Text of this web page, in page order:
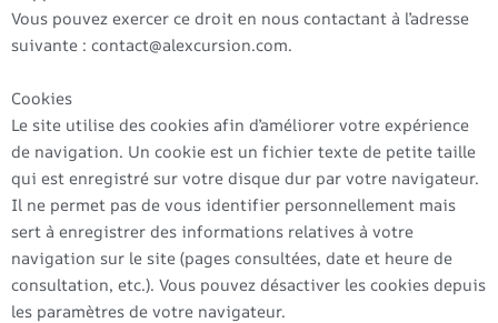
Vous pouvez exercer ce droit en nous contactant à l’adresse
suivante : contact@alexcursion.com.
Cookies
Le site utilise des cookies afin d’améliorer votre expérience
de navigation. Un cookie est un fichier texte de petite taille
qui est enregistré sur votre disque dur par votre navigateur.
Il ne permet pas de vous identifier personnellement mais
sert à enregistrer des informations relatives à votre
navigation sur le site (pages consultées, date et heure de
consultation, etc.). Vous pouvez désactiver les cookies depuis
les paramètres de votre navigateur.